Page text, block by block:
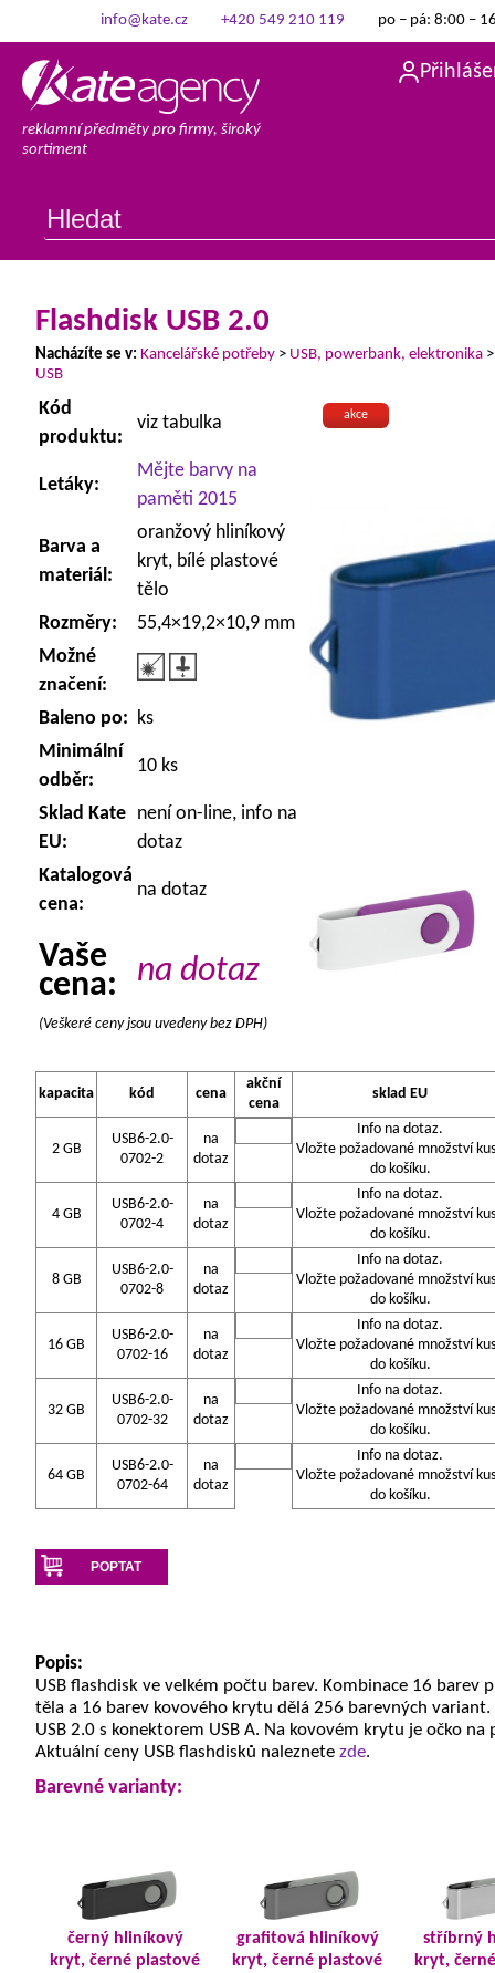
info@kate.cz +420 549 210 119 po – pá: 8:00 –
reklamní předměty pro firmy, široký
sortiment
Flashdisk USB 2.0
Nacházíte se v: Kancelářské potřeby > USB, powerbank, elektronika
USB
akce
Kód
produktu:
viz tabulka
Letáky:
Mějte barvy na
paměti 2015
Barva a
materiál:
oranžový hliníkový
kryt, bílé plastové
tělo
Rozměry:
55,4×19,2×10,9 mm
Možné
značení:
Baleno po: ks
Minimální
odběr:
10 ks
Sklad Kate
EU:
není on-line, info na
dotaz
Katalogová
cena:
na dotaz
Vaše
cena:
na dotaz
(Veškeré ceny jsou uvedeny bez DPH)
kapacita kód cena
akční
cena
sklad EU
2 GB
USB6-2.0-
0702-2
na
dotaz
Info na dotaz.
Vložte požadované množství
do košíku.
4 GB
USB6-2.0-
0702-4
na
dotaz
Info na dotaz.
Vložte požadované množství
do košíku.
8 GB
USB6-2.0-
0702-8
na
dotaz
Info na dotaz.
Vložte požadované množství
do košíku.
16 GB
USB6-2.0-
0702-16
na
dotaz
Info na dotaz.
Vložte požadované množství
do košíku.
32 GB
USB6-2.0-
0702-32
na
dotaz
Info na dotaz.
Vložte požadované množství
do košíku.
64 GB
USB6-2.0-
0702-64
na
dotaz
Info na dotaz.
Vložte požadované množství
do košíku.
POPTAT
Popis:
USB flashdisk ve velkém počtu barev. Kombinace 16 barev
těla a 16 barev kovového krytu dělá 256 barevných variant.
USB 2.0 s konektorem USB A. Na kovovém krytu je očko na
Aktuální ceny USB flashdisků naleznete zde.
Barevné varianty:
černý hliníkový
kryt, černé plastové
grafitová hliníkový
kryt, černé plastové
stříbrný
kryt,